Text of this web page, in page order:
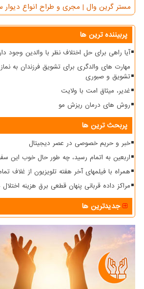
مستر گرین وال | مجری و طراح انواع دیوار
پربیننده ترین ها
آیا راهی برای حل اختلاف نظر با والدین وجود
مهارت های والدگری برای تشویق فرزندان به
تشویق و صبوری
غدیر، میثاق امت با ولایت
روش های درمان ریزش مو
پربحث ترین ها
خبر و حریم خصوصی در عصر دیجیتال
اربعین به اتمام رسید، چه طور حال خوب این سفر
همراه با فیلمهای آخر هفته تلویزیون از غلاف
مراکز داده قربانی پنهان قطعی برق هزینه
جدیدترین ها